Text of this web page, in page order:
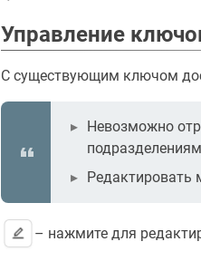
Управление
С существующим ключом
Невозможно
Редактировать
– нажмите для